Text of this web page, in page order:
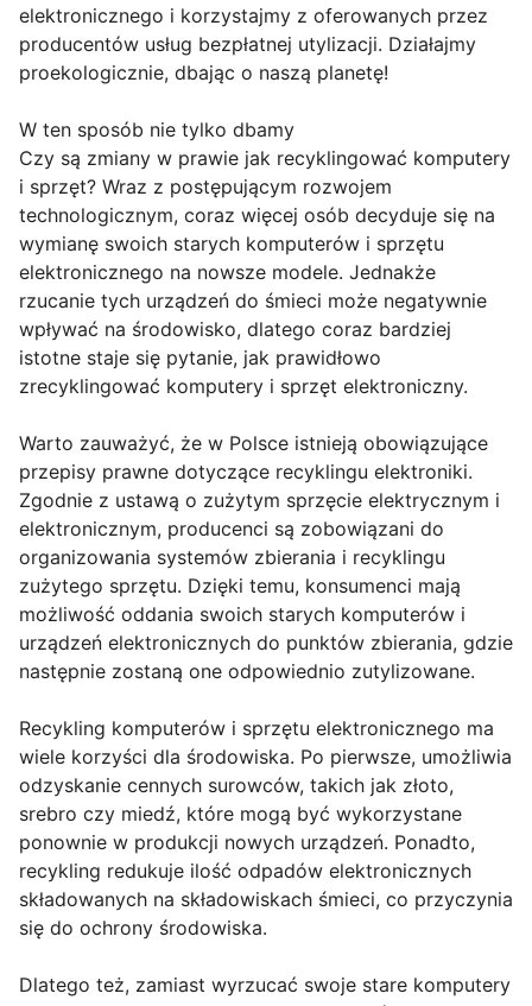
elektronicznego i korzystajmy z oferowanych przez
producentów usług bezpłatnej utylizacji. Działajmy
proekologicznie, dbając o naszą planetę!
W ten sposób nie tylko dbamy
Czy są zmiany w prawie jak recyklingować komputery
i sprzęt? Wraz z postępującym rozwojem
technologicznym, coraz więcej osób decyduje się na
wymianę swoich starych komputerów i sprzętu
elektronicznego na nowsze modele. Jednakże
rzucanie tych urządzeń do śmieci może negatywnie
wpływać na środowisko, dlatego coraz bardziej
istotne staje się pytanie, jak prawidłowo
zrecyklingować komputery i sprzęt elektroniczny.
Warto zauważyć, że w Polsce istnieją obowiązujące
przepisy prawne dotyczące recyklingu elektroniki.
Zgodnie z ustawą o zużytym sprzęcie elektrycznym i
elektronicznym, producenci są zobowiązani do
organizowania systemów zbierania i recyklingu
zużytego sprzętu. Dzięki temu, konsumenci mają
możliwość oddania swoich starych komputerów i
urządzeń elektronicznych do punktów zbierania, gdzie
następnie zostaną one odpowiednio zutylizowane.
Recykling komputerów i sprzętu elektronicznego ma
wiele korzyści dla środowiska. Po pierwsze, umożliwia
odzyskanie cennych surowców, takich jak złoto,
srebro czy miedź, które mogą być wykorzystane
ponownie w produkcji nowych urządzeń. Ponadto,
recykling redukuje ilość odpadów elektronicznych
składowanych na składowiskach śmieci, co przyczynia
się do ochrony środowiska.
Dlatego też, zamiast wyrzucać swoje stare komputery